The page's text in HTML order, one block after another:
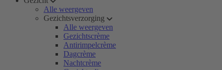
Alle weergeven
Gezichtsverzorging
Alle weergeven
Gezichtscrème
Antirimpelcrème
Dagcrème
Nachtcrème